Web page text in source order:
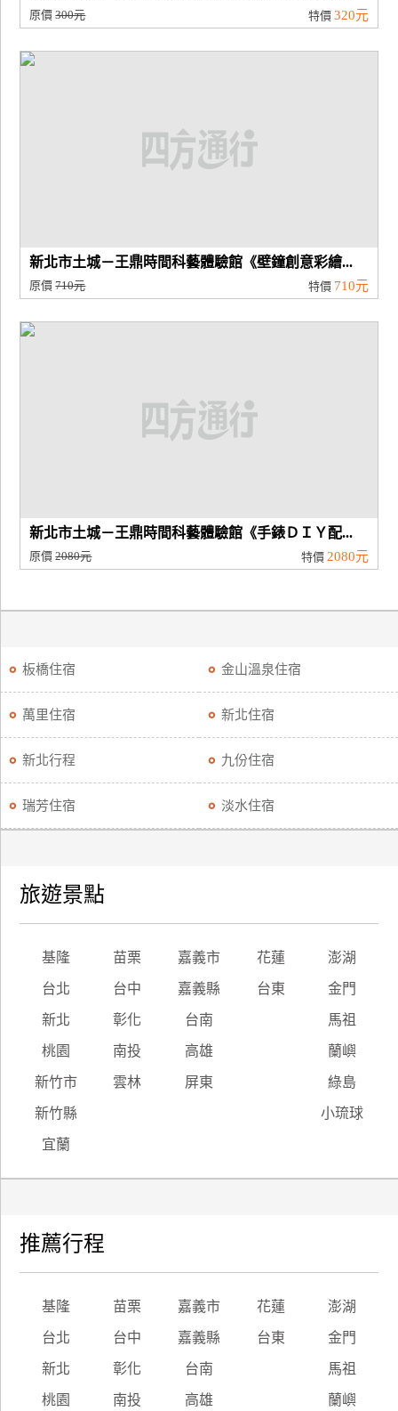
原價300元 特價 320元
新北市土城－王鼎時間科藝體驗館《壁鐘創意彩繪...
原價710元 特價 710元
新北市土城－王鼎時間科藝體驗館《手錶ＤＩＹ配...
原價2080元 特價 2080元
板橋住宿 金山溫泉住宿
萬里住宿 新北住宿
新北行程 九份住宿
瑞芳住宿 淡水住宿
旅遊景點
基隆 苗栗 嘉義市 花蓮 澎湖
台北 台中 嘉義縣 台東 金門
新北 彰化 台南 馬祖
桃園 南投 高雄 蘭嶼
新竹市 雲林 屏東 綠島
新竹縣 小琉球
宜蘭
推薦行程
基隆 苗栗 嘉義市 花蓮 澎湖
台北 台中 嘉義縣 台東 金門
新北 彰化 台南 馬祖
桃園 南投 高雄 蘭嶼